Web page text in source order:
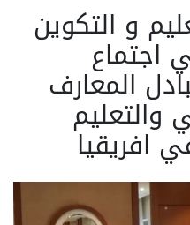
و التكوين
اجتماع
المعارف
والتعليم
افريقيا